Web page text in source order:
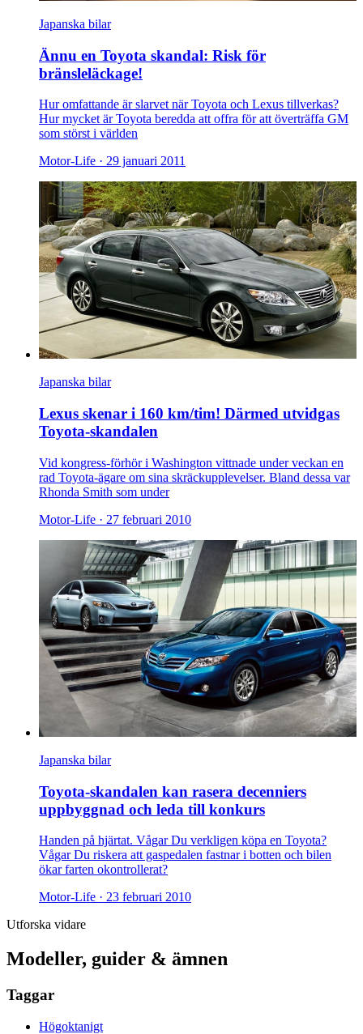
Japanska bilar
Ännu en Toyota skandal: Risk för
bränsleläckage!
Hur omfattande är slarvet när Toyota och Lexus tillverkas?
Hur mycket är Toyota beredda att offra för att överträffa GM
som störst i världen
Motor-Life · 29 januari 2011
Japanska bilar
Lexus skenar i 160 km/tim! Därmed utvidgas
Toyota-skandalen
Vid kongress-förhör i Washington vittnade under veckan en
rad Toyota-ägare om sina skräckupplevelser. Bland dessa var
Rhonda Smith som under
Motor-Life · 27 februari 2010
Japanska bilar
Toyota-skandalen kan rasera decenniers
uppbyggnad och leda till konkurs
Handen på hjärtat. Vågar Du verkligen köpa en Toyota?
Vågar Du riskera att gaspedalen fastnar i botten och bilen
ökar farten okontrollerat?
Motor-Life · 23 februari 2010
Utforska vidare
Modeller, guider & ämnen
Taggar
Högoktanigt